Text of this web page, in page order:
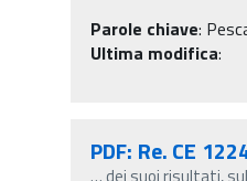
Parole chiave:
Ultima modifica:
PDF: Re. CE
…dei suoi risultati,